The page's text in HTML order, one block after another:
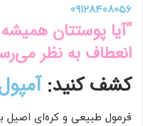
۰۹۱۲۸۴۰۸۰۵۶
“آیا پوستتان
انعطاف به نظر
کشف کنید:
فرمول طبیعی و کره‌ای اصیل